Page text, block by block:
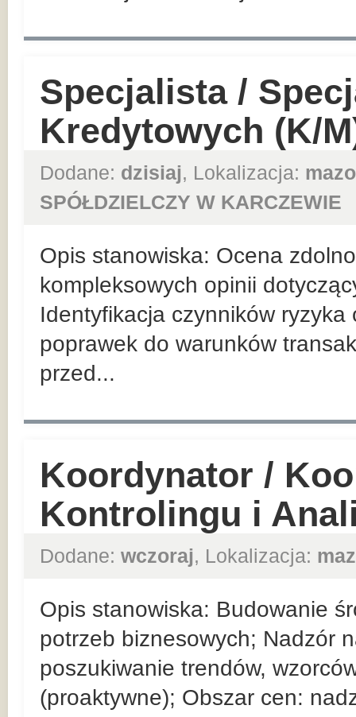
Specjalista /
Kredytowych (K/
Dodane: dzisiaj, Lokalizacja:
SPÓŁDZIELCZY W KARCZEWIE
Opis stanowiska: Ocena
kompleksowych opinii
Identyfikacja czynników
poprawek do warunków
przed...
Koordynator /
Kontrolingu i
Dodane: wczoraj, Lokalizacja:
Opis stanowiska: Budowanie
potrzeb biznesowych; Nadzór
poszukiwanie trendów,
(proaktywne); Obszar cen: